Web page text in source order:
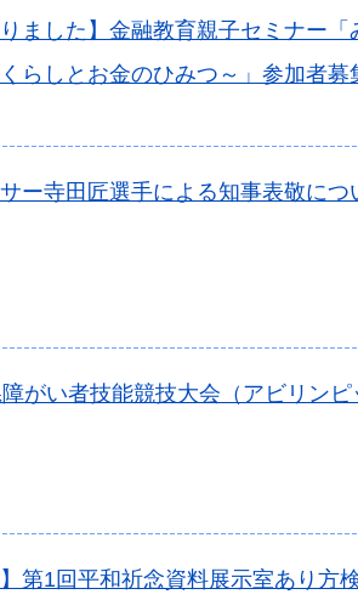
りました】金融教育親子セミナー
らしとお金のひみつ～」参加者募
ー寺田匠選手による知事表敬につ
障がい者技能競技大会（アビリン
】第1回平和祈念資料展示室あり方